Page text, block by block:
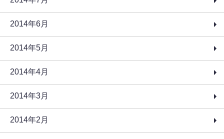
2014年6月
2014年5月
2014年4月
2014年3月
2014年2月